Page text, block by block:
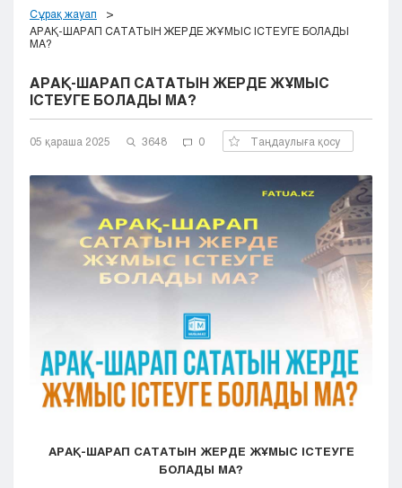
Актобе
Атырау
Жезказган
Кокшетау
Костанай
Кызылорда
Петропавловск
Талдыкорган
Туркестан
Сұрақ жауап
АРАҚ-ШАРАП САТАТЫН ЖЕРДЕ ЖҰМЫС ІСТЕУГЕ БОЛАДЫ
МА?
АРАҚ-ШАРАП САТАТЫН ЖЕРДЕ ЖҰМЫС
ІСТЕУГЕ БОЛАДЫ МА?
05 қараша 2025 3648 0 Таңдаулыға қосу
АРАҚ-ШАРАП САТАТЫН ЖЕРДЕ ЖҰМЫС ІСТЕУГЕ
БОЛАДЫ МА?